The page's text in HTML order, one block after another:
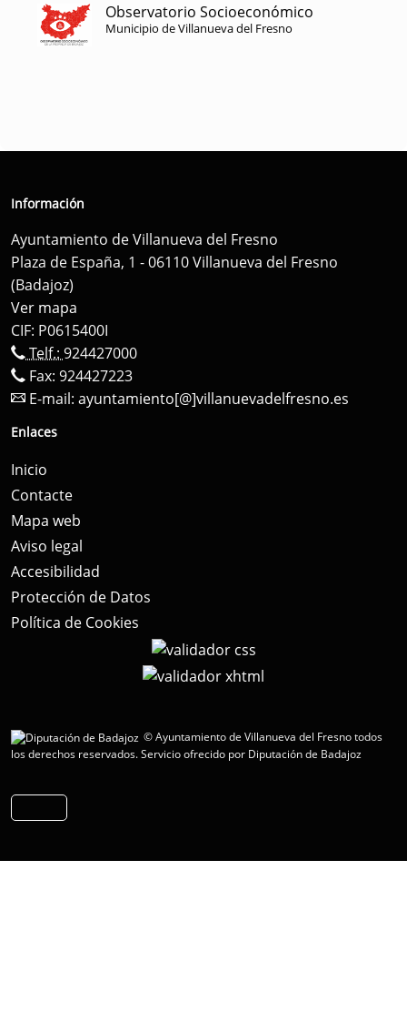
Observatorio Socioeconómico
Municipio de Villanueva del Fresno
Información
Ayuntamiento de Villanueva del Fresno
Plaza de España, 1 - 06110 Villanueva del Fresno
(Badajoz)
Ver mapa
CIF: P0615400I
Telf.: 924427000
Fax: 924427223
E-mail: ayuntamiento[@]villanuevadelfresno.es
Enlaces
Inicio
Contacte
Mapa web
Aviso legal
Accesibilidad
Protección de Datos
Política de Cookies
© Ayuntamiento de Villanueva del Fresno todos
los derechos reservados.Servicio ofrecido por Diputación de Badajoz